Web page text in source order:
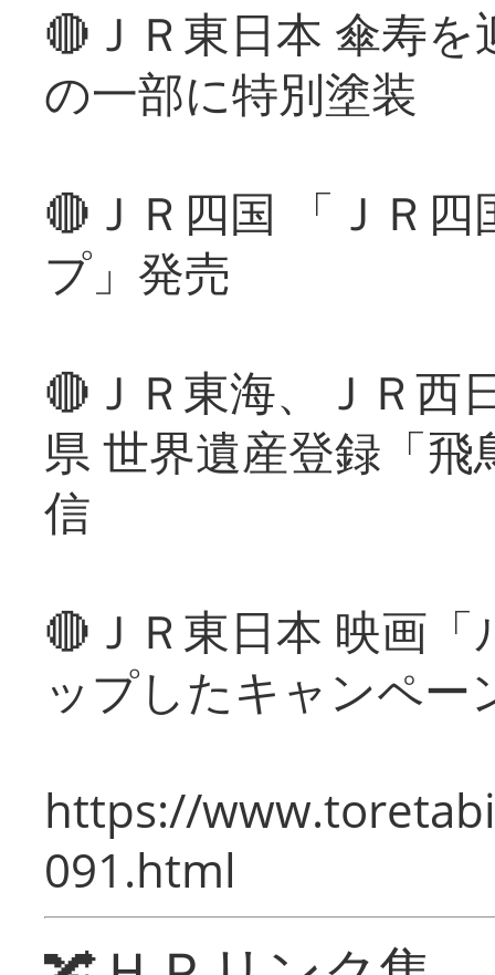
🔴ＪＲ東日本 傘寿
の一部に特別塗装
🔴ＪＲ四国 「ＪＲ
プ」発売
🔴ＪＲ東海、ＪＲ西
県 世界遺産登録「
信
🔴ＪＲ東日本 映画
ップしたキャンペー
https://
091.html